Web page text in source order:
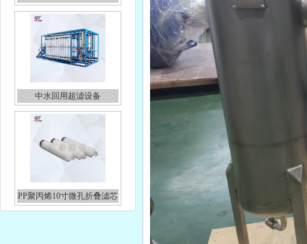
中水回用超滤设备
PP聚丙烯10寸微孔折叠滤芯
电镀液处理10寸线绕滤芯